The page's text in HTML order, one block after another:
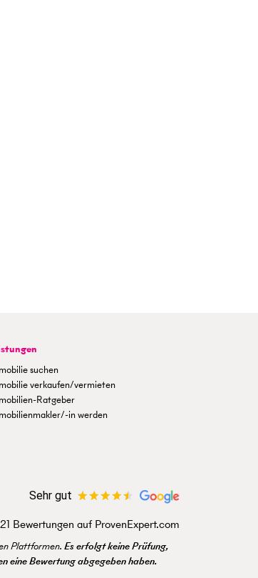
suchen
verkaufen/vermieten
Ratgeber
in werden
Sehr gut
Bewertungen auf ProvenExpert.com
Plattformen. Es erfolgt keine Prüfung,
eine Bewertung abgegeben haben.